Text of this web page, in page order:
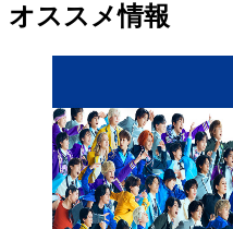
オススメ情報